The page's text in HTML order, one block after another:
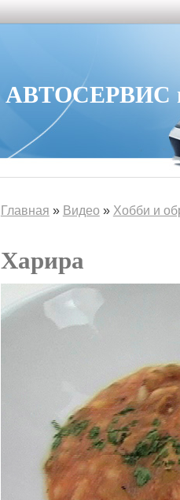
АВТОСЕРВИС в
Главная » Видео » Хобби и
Харира